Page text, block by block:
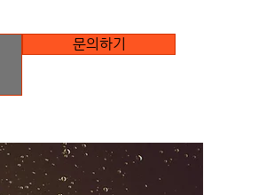
문의하기